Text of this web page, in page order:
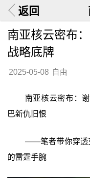
返回
南亚核云密布
战略底牌
2025-05-08 自由
南亚核云密布：
巴新仇旧恨
——笔者带你穿透
的雷霆手腕